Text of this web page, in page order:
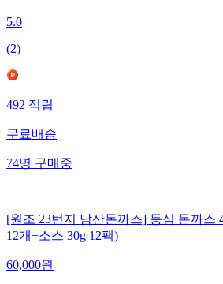
5.0
(2)
492 적립
무료배송
74명 구매중
[원조 23번지 남산돈까스] 등심 돈까스
12개+소스 30g 12팩)
60,000원